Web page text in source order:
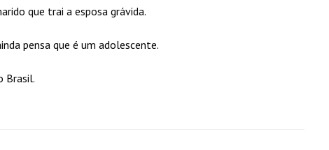
que trai a esposa grávida.
pensa que é um adolescente.
Brasil.